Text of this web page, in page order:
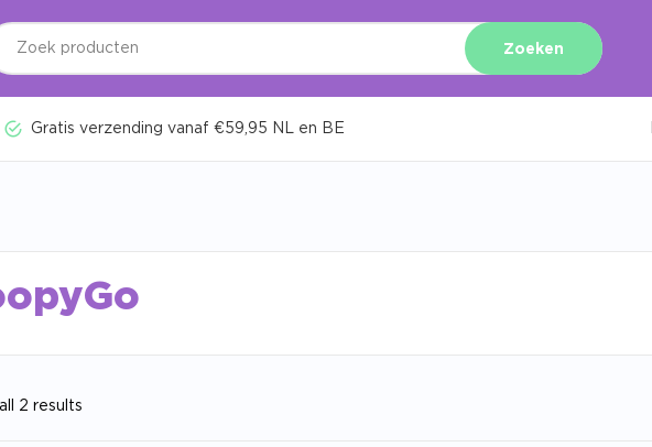
Zoeken
Gratis verzending vanaf €59,95 NL en BE
2 results